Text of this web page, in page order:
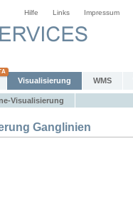
Hilfe Links Impressum
Visualisierung WMS
Visualisierung
Ganglinien